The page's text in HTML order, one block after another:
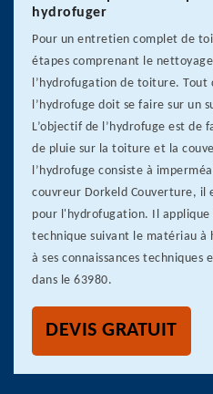
hydrofuger
Pour un entretien complet de
étapes comprenant le
l’hydrofugation de toiture. Tout
l’hydrofuge doit se faire sur un
L’objectif de l’hydrofuge est de
de pluie sur la toiture et la
l’hydrofuge consiste à
couvreur Dorkeld Couverture, il
pour l'hydrofugation. Il
technique suivant le matériau à
à ses connaissances techniques
dans le 63980.
DEVIS GRATUIT